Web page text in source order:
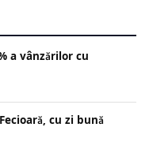
a vânzărilor cu
cu zi bună